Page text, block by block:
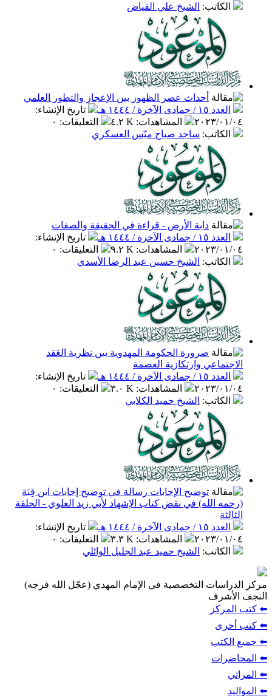
الكاتب: الشيخ علي الفياض
أحداث عصر الظهور بين الإعجاز والتطور العلمي
العدد ١٥ / جمادى الآخرة / ١٤٤٤ هـ
تاريخ الإنشاء:
٢٠٢٣/٠١/٠٤
المشاهدات: ٤.٢ K التعليقات: ٠
الكاتب: ساجد صباح ميّس العسكري
دابة الأرض - قراءة في الحقيقة والصفات
العدد ١٥ / جمادى الآخرة / ١٤٤٤ هـ
تاريخ الإنشاء:
٢٠٢٣/٠١/٠٤
المشاهدات: ٩.٢ K التعليقات: ٠
الكاتب: الشيخ حسين عبد الرضا الأسدي
ضرورة الحكومة المهدوية بين نظرية العَقد
الاجتماعي وارتكازية العصمة
العدد ١٥ / جمادى الآخرة / ١٤٤٤ هـ
تاريخ الإنشاء:
٢٠٢٣/٠١/٠٤
المشاهدات: ٣.٠ K التعليقات: ٠
الكاتب: الشيخ حميد الكلابي
توضيح الإجابات رسالة في توضيح إجابات ابن قِبَة
(رحمه الله) في نقض كتاب الإشهاد لأبي زيد العلوي - الحلقة
الثالثة
العدد ١٥ / جمادى الآخرة / ١٤٤٤ هـ
تاريخ الإنشاء:
٢٠٢٣/٠١/٠٤
المشاهدات: ٣.٣ K التعليقات: ٠
الكاتب: الشيخ حميد عبد الجليل الوائلي
مركز الدراسات التخصصية في الإمام المهدي (عجّل الله فرجه)
النجف الأشرف
⬅️ كتب المركز
⬅️ كتب أخرى
⬅️ جميع الكتب
⬅️ المحاضرات
⬅️ المراثي
⬅️ المواليد